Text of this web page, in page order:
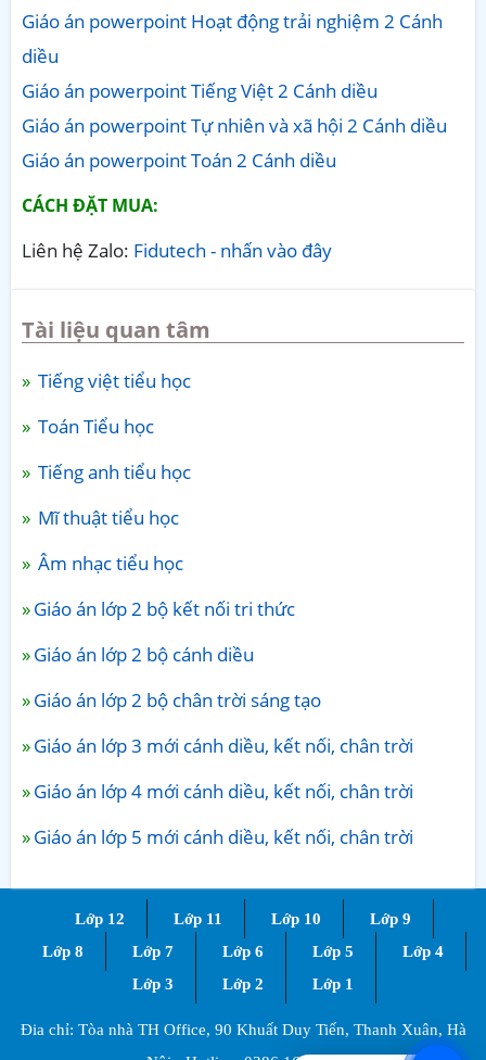
Giáo án powerpoint Hoạt động trải nghiệm 2 Cánh
diều
Giáo án powerpoint Tiếng Việt 2 Cánh diều
Giáo án powerpoint Tự nhiên và xã hội 2 Cánh diều
Giáo án powerpoint Toán 2 Cánh diều
CÁCH ĐẶT MUA:
Liên hệ Zalo: Fidutech - nhấn vào đây
Tài liệu quan tâm
Tiếng việt tiểu học
Toán Tiểu học
Tiếng anh tiểu học
Mĩ thuật tiểu học
Âm nhạc tiểu học
Giáo án lớp 2 bộ kết nối tri thức
Giáo án lớp 2 bộ cánh diều
Giáo án lớp 2 bộ chân trời sáng tạo
Giáo án lớp 3 mới cánh diều, kết nối, chân trời
Giáo án lớp 4 mới cánh diều, kết nối, chân trời
Giáo án lớp 5 mới cánh diều, kết nối, chân trời
Lớp 12 Lớp 11 Lớp 10
Lớp 9
Lớp 8
Lớp 7 Lớp 6 Lớp 5
Lớp 4
Lớp 3
Lớp 2 Lớp 1
Đia chỉ: Tòa nhà TH Office, 90 Khuất Duy Tiến, Thanh Xuân, Hà